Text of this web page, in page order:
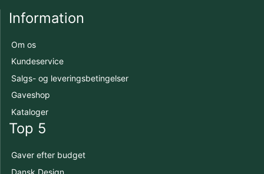
Information
Om os
Kundeservice
Salgs- og leveringsbetingelser
Gaveshop
Kataloger
Top 5
Gaver efter budget
Dansk Design